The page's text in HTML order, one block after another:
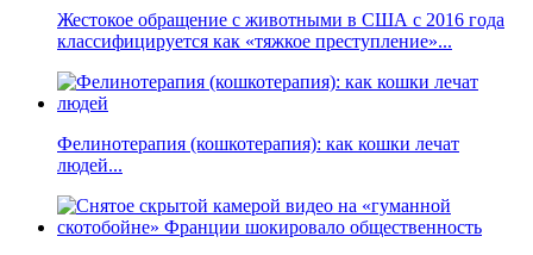
Жестокое обращение с животными в США с 2016 года
классифицируется как «тяжкое преступление»...
Фелинотерапия (кошкотерапия): как кошки лечат
людей...